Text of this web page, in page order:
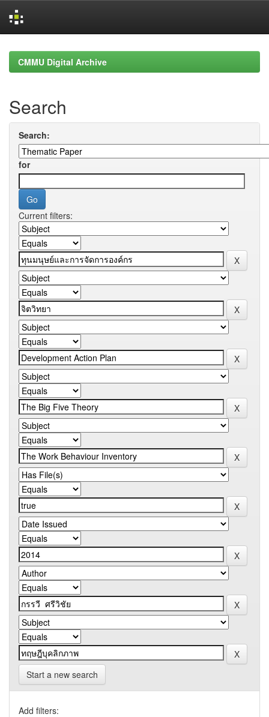
navigationCMMU Digital Archive
Search
Search:
for
Current filters:
Start a new search
Add filters: